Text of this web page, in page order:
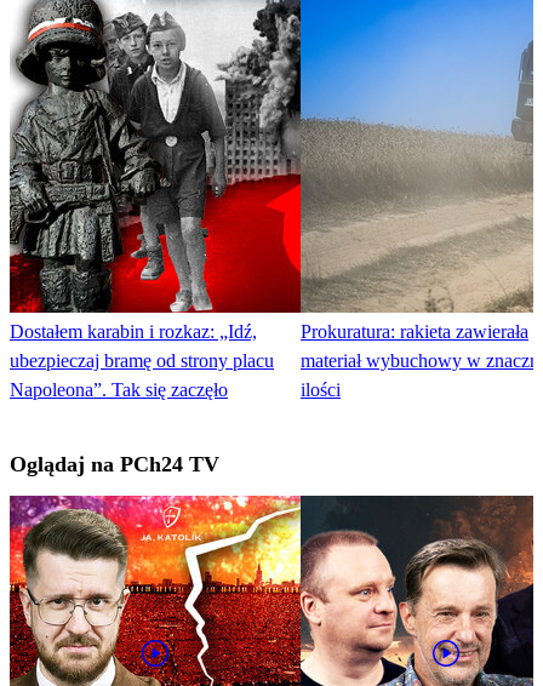
Dostałem karabin i rozkaz: „Idź,
ubezpieczaj bramę od strony placu
Napoleona”. Tak się zaczęło
Prokuratura: rakieta zawierała
materiał wybuchowy w
ilości
Oglądaj na PCh24 TV